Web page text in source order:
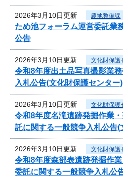
2026年3月10日更新 農地整備課
ため池フォーラム運営委託業
公告
2026年3月10日更新 文化財保護
令和8年度出土品写真撮影業
入札公告(文化財保護センター)
2026年3月10日更新 文化財保護
令和8年度名滝遺跡発掘作業
託に関する一般競争入札公告
2026年3月10日更新 文化財保護
令和8年度森部表遺跡発掘作
委託に関する一般競争入札公